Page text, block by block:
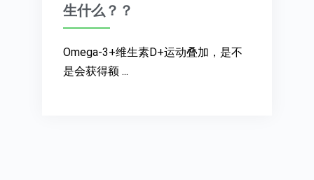
生什么？？
Omega-3+维生素D+运动叠加，是不
是会获得额 ...